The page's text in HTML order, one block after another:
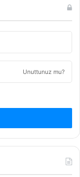
Unuttunuz mu?